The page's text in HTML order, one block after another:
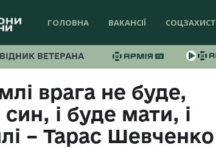
ГОЛОВНА ВАКАНСІЇ СОЦЗАХИСТ
ВЕТЕРАНА
врага не буде,
і буде мати, і
– Тарас Шевченко